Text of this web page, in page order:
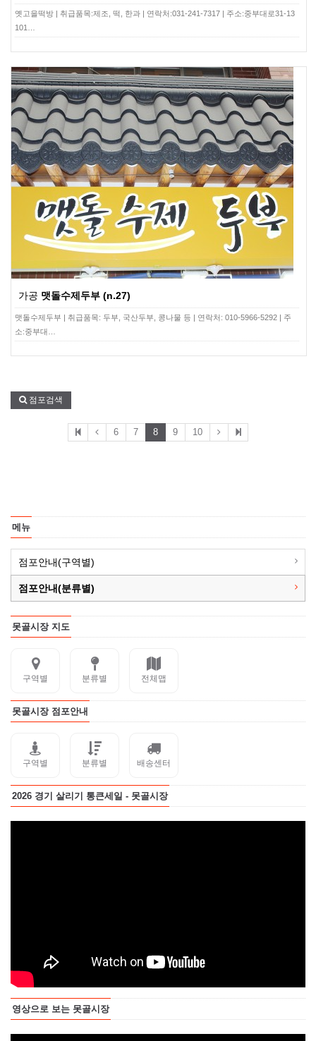
옛고을떡방 | 취급품목:제조, 떡, 한과 | 연락처:031-241-7317 | 주소:중부대로31-13
101…
가공 맷돌수제두부 (n.27)
맷돌수제두부 | 취급품목: 두부, 국산두부, 콩나물 등 | 연락처: 010-5966-5292 | 주
소:중부대…
점포검색
6 7 8 9 10
메뉴
점포안내(구역별)
점포안내(분류별)
못골시장 지도
구역별 분류별 전체맵
못골시장 점포안내
구역별 분류별 배송센터
2026 경기 살리기 통큰세일 - 못골시장
영상으로 보는 못골시장